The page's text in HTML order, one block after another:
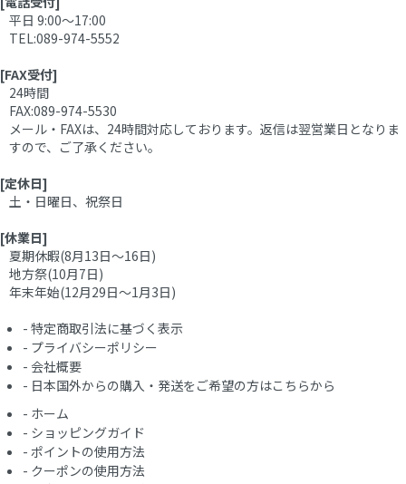
平日 9:00～17:00
TEL:089-974-5552
[FAX受付]
24時間
FAX:089-974-5530
メール・FAXは、24時間対応しております。返信は翌営業日となりま
すので、ご了承ください。
[定休日]
土・日曜日、祝祭日
[休業日]
夏期休暇(8月13日～16日)
地方祭(10月7日)
年末年始(12月29日～1月3日)
- 特定商取引法に基づく表示
- プライバシーポリシー
- 会社概要
- 日本国外からの購入・発送をご希望の方はこちらから
- ホーム
- ショッピングガイド
- ポイントの使用方法
- クーポンの使用方法